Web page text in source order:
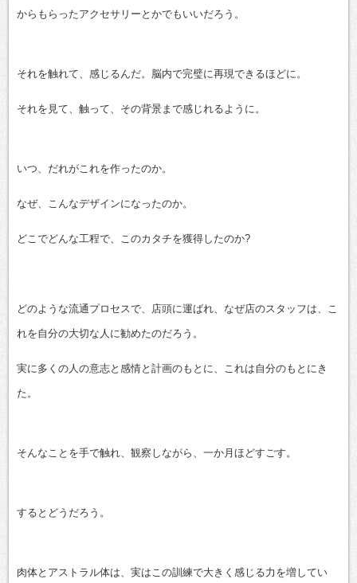
からもらったアクセサリーとかでもいいだろう。
それを触れて、感じるんだ。脳内で完璧に再現できるほどに。
それを見て、触って、その背景まで感じれるように。
いつ、だれがこれを作ったのか。
なぜ、こんなデザインになったのか。
どこでどんな工程で、このカタチを獲得したのか?
どのような流通プロセスで、店頭に運ばれ、なぜ店のスタッフは、こ
れを自分の大切な人に勧めたのだろう。
実に多くの人の意志と感情と計画のもとに、これは自分のもとにき
た。
そんなことを手で触れ、観察しながら、一か月ほどすごす。
するとどうだろう。
肉体とアストラル体は、実はこの訓練で大きく感じる力を増してい